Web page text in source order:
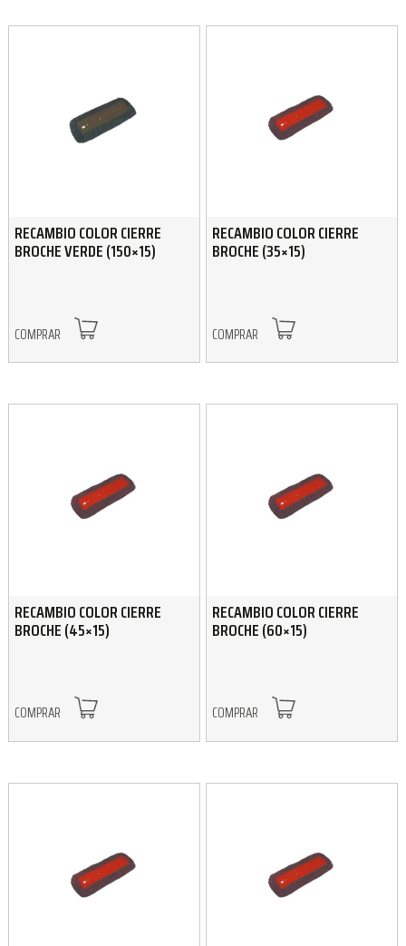
RECAMBIO COLOR CIERRE
BROCHE VERDE (150×15)
COMPRAR
RECAMBIO COLOR CIERRE
BROCHE (35×15)
COMPRAR
RECAMBIO COLOR CIERRE
BROCHE (45×15)
COMPRAR
RECAMBIO COLOR CIERRE
BROCHE (60×15)
COMPRAR